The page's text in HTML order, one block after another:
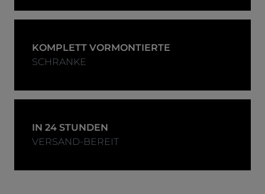
KOMPLETT VORMONTIERTE
SCHRANKE
IN 24 STUNDEN
VERSAND-BEREIT